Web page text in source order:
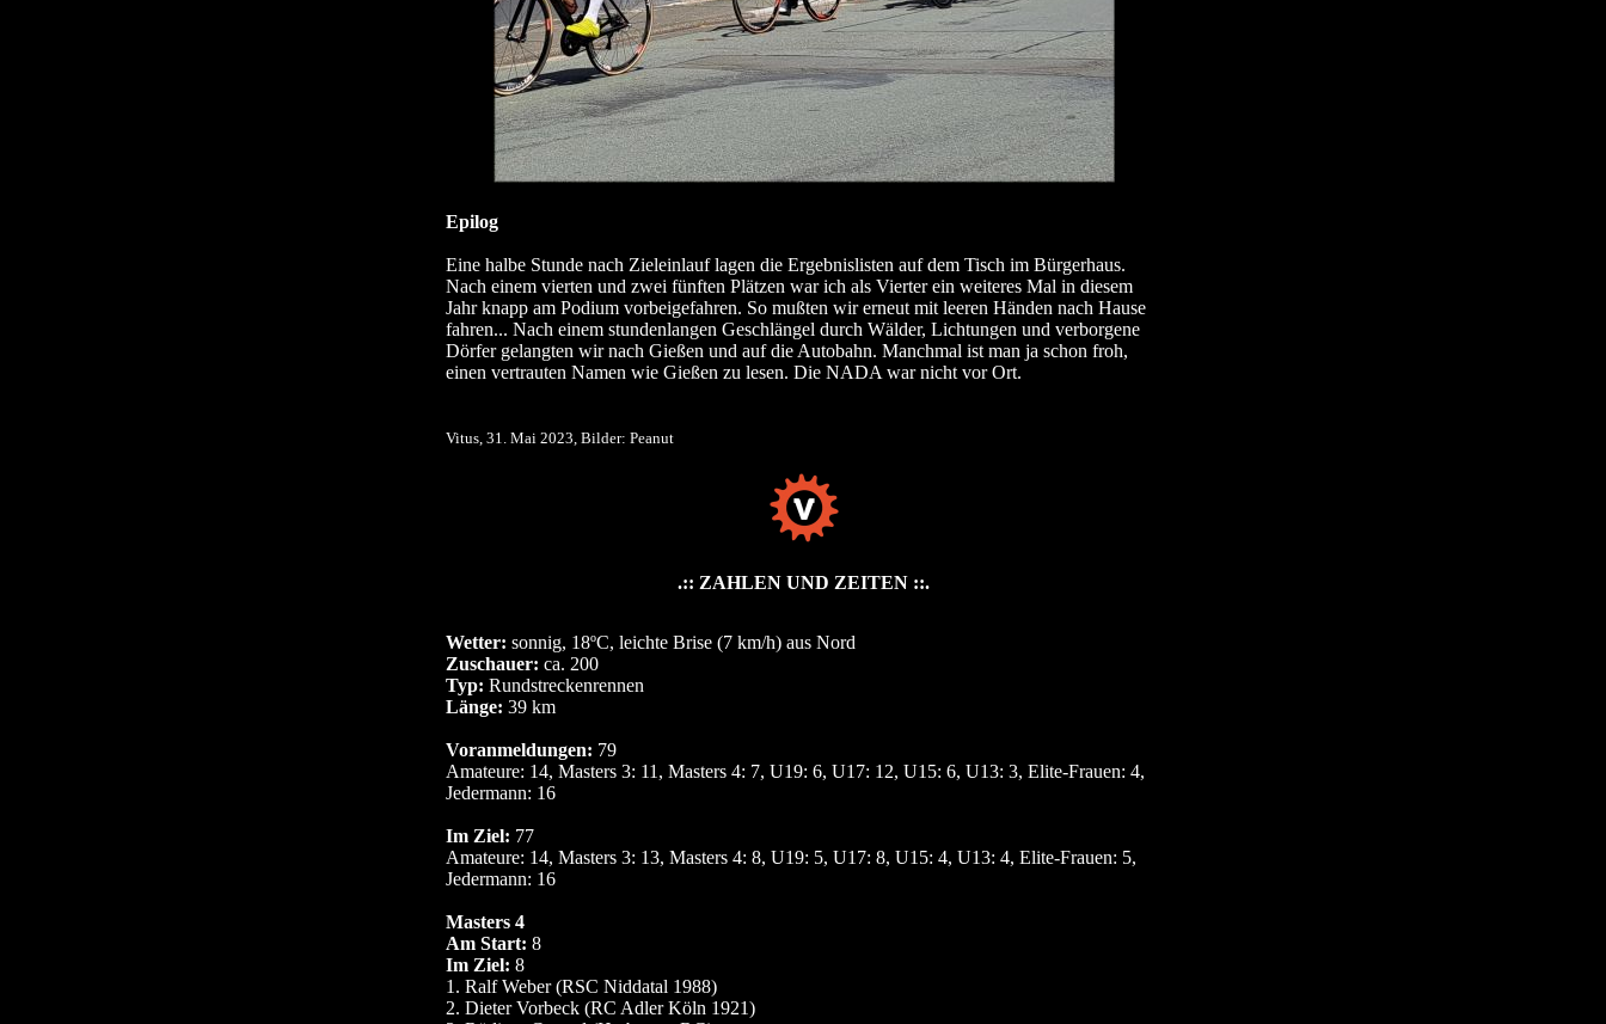
Epilog
Eine halbe Stunde nach Zieleinlauf lagen die Ergebnislisten auf dem Tisch im Bürgerhaus.
Nach einem vierten und zwei fünften Plätzen war ich als Vierter ein weiteres Mal in diesem
Jahr knapp am Podium vorbeigefahren. So mußten wir erneut mit leeren Händen nach Hause
fahren... Nach einem stundenlangen Geschlängel durch Wälder, Lichtungen und verborgene
Dörfer gelangten wir nach Gießen und auf die Autobahn. Manchmal ist man ja schon froh,
einen vertrauten Namen wie Gießen zu lesen. Die NADA war nicht vor Ort.
Vitus, 31. Mai 2023, Bilder: Peanut
.:: ZAHLEN UND ZEITEN ::.
Wetter: sonnig, 18ºC, leichte Brise (7 km/h) aus Nord
Zuschauer: ca. 200
Typ: Rundstreckenrennen
Länge: 39 km
Voranmeldungen: 79
Amateure: 14, Masters 3: 11, Masters 4: 7, U19: 6, U17: 12, U15: 6, U13: 3, Elite-Frauen: 4,
Jedermann: 16
Im Ziel: 77
Amateure: 14, Masters 3: 13, Masters 4: 8, U19: 5, U17: 8, U15: 4, U13: 4, Elite-Frauen: 5,
Jedermann: 16
Masters 4
Am Start: 8
Im Ziel: 8
1. Ralf Weber (RSC Niddatal 1988)
2. Dieter Vorbeck (RC Adler Köln 1921)